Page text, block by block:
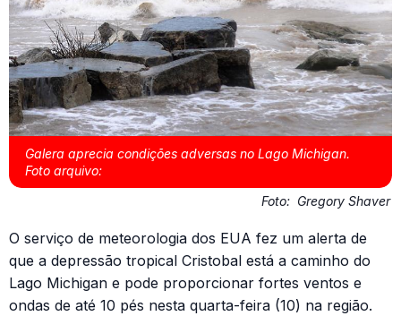
Galera aprecia condições adversas no Lago Michigan.
Foto arquivo:
Foto: Gregory Shaver
O serviço de meteorologia dos EUA fez um alerta de
que a depressão tropical Cristobal está a caminho do
Lago Michigan e pode proporcionar fortes ventos e
ondas de até 10 pés nesta quarta-feira (10) na região.